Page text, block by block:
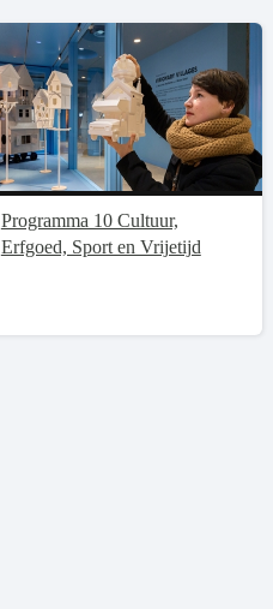
Programma 10 Cultuur,
Erfgoed, Sport en Vrijetijd